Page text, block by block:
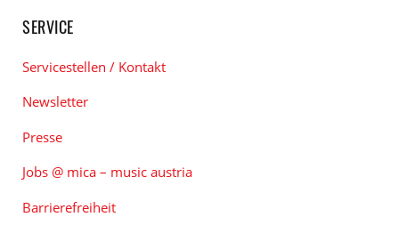
SERVICE
Servicestellen / Kontakt
Newsletter
Presse
Jobs @ mica – music austria
Barrierefreiheit